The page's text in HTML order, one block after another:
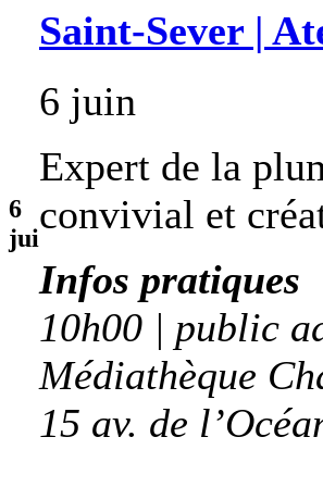
6
jui
Saint-Sever |
6 juin
Expert de la
convivial et
Infos pratiques
10h00 | public
Médiathèque
15 av. de